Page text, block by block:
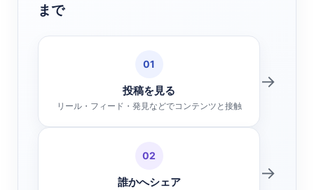
まで
01
投稿を見る
リール・フィード・発見などでコンテンツと接触
→
02
誰かへシェア →